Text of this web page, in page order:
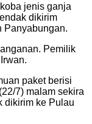
jenis ganja
dikirim
Panyabungan.
Pemilik
paket berisi
7) malam sekira
dikirim ke Pulau